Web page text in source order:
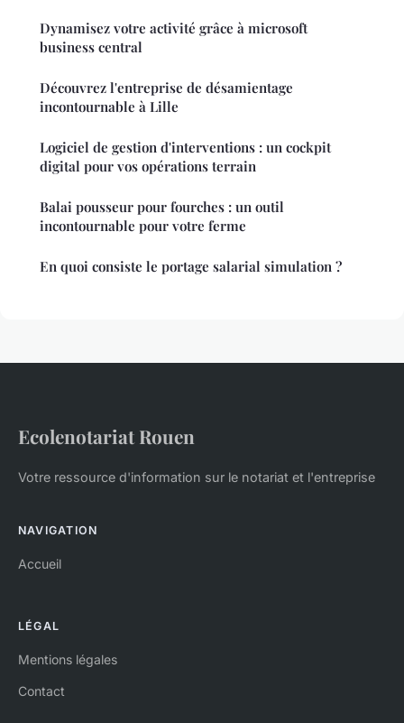
Dynamisez votre activité grâce à microsoft
business central
Découvrez l'entreprise de désamientage
incontournable à Lille
Logiciel de gestion d'interventions : un cockpit
digital pour vos opérations terrain
Balai pousseur pour fourches : un outil
incontournable pour votre ferme
En quoi consiste le portage salarial simulation ?
Ecolenotariat Rouen
Votre ressource d'information sur le notariat et l'entreprise
NAVIGATION
Accueil
LÉGAL
Mentions légales
Contact